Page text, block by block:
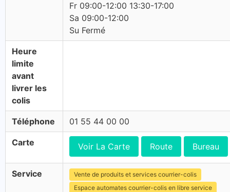
Fr 09:00-12:00 13:30-17:00
Sa 09:00-12:00
Su Fermé
Heure
limite
avant
livrer les
colis
Téléphone 01 55 44 00 00
Carte Voir La Carte Route Bureau
Service
Vente de produits et services courrier-colis
Espace automates courrier-colis en libre service